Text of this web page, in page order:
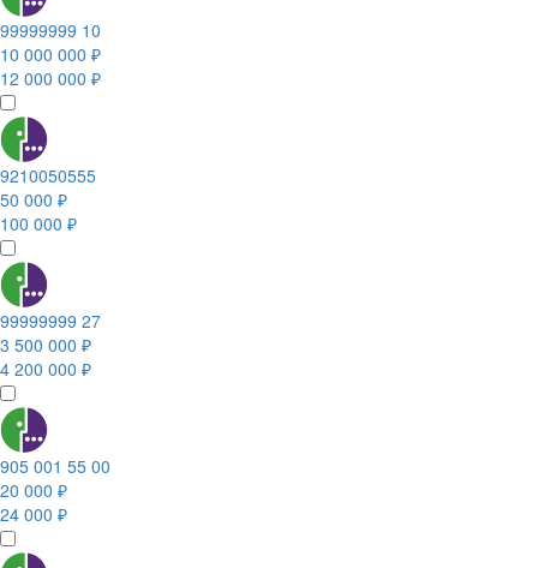
99999999 10
10 000 000 ₽
12 000 000 ₽
9210050555
50 000 ₽
100 000 ₽
99999999 27
3 500 000 ₽
4 200 000 ₽
905 001 55 00
20 000 ₽
24 000 ₽